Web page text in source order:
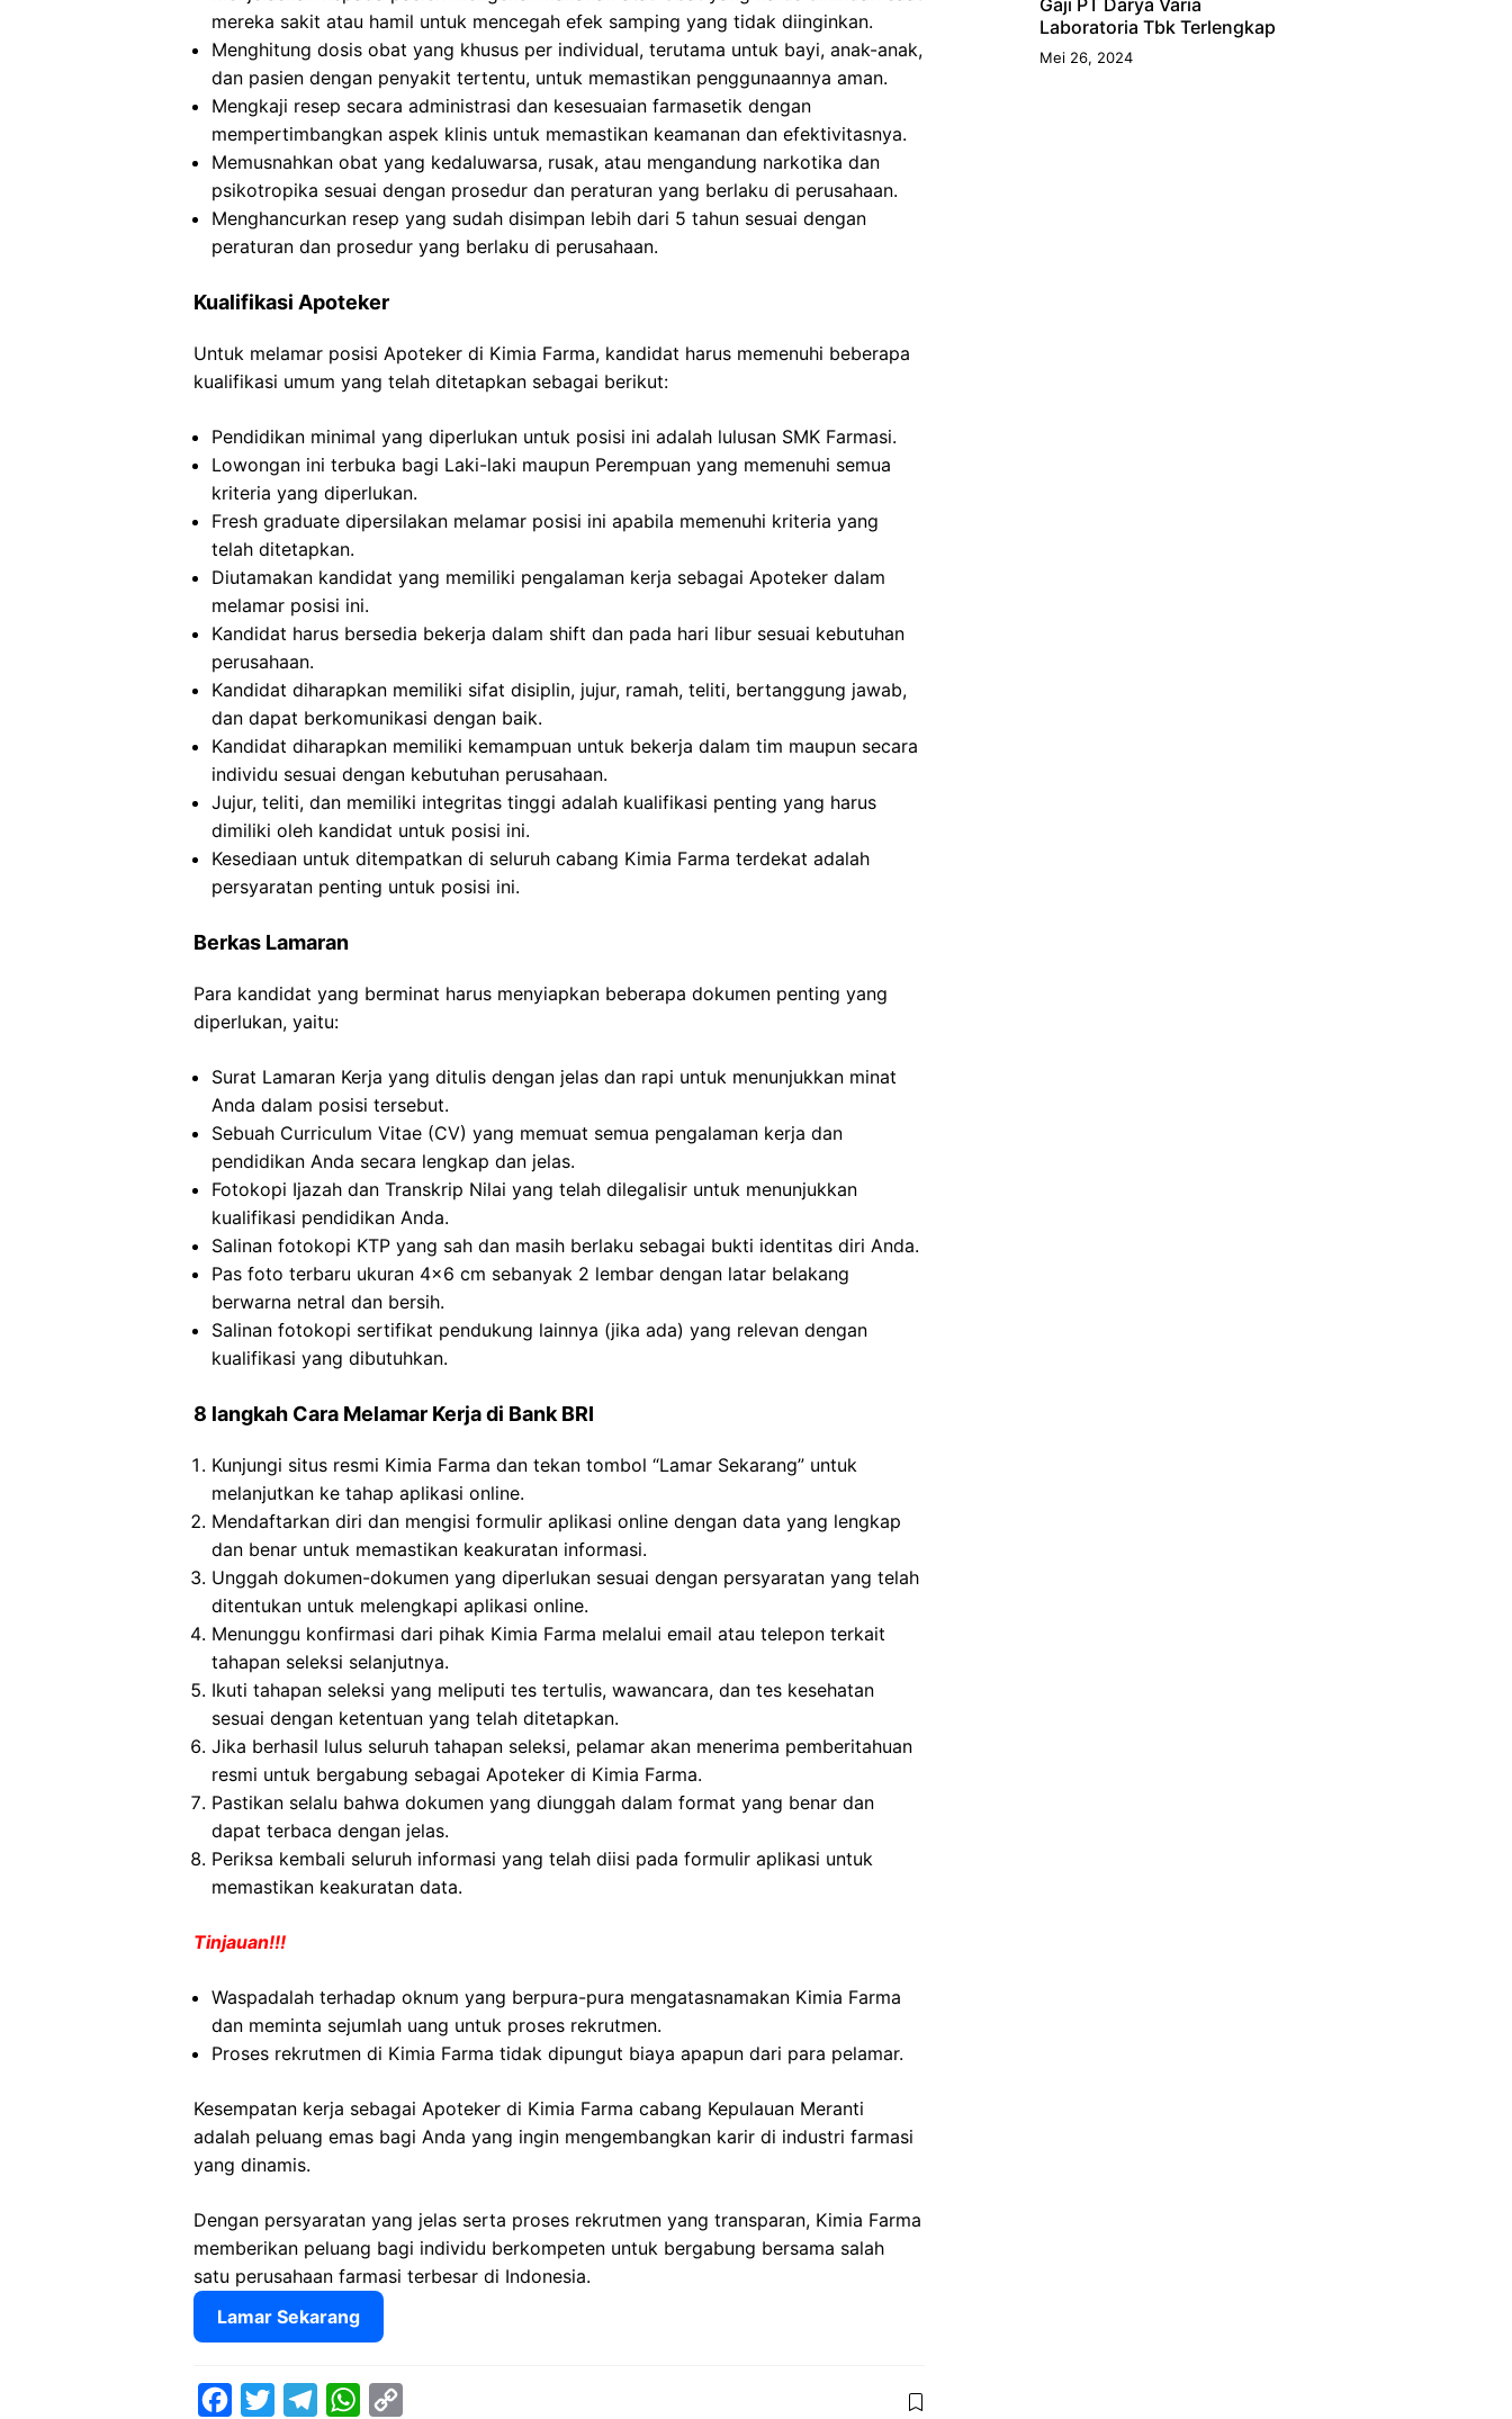
mereka sakit atau hamil untuk mencegah efek samping yang tidak diinginkan.
Menghitung dosis obat yang khusus per individual, terutama untuk bayi, anak-anak,
dan pasien dengan penyakit tertentu, untuk memastikan penggunaannya aman.
Mengkaji resep secara administrasi dan kesesuaian farmasetik dengan
mempertimbangkan aspek klinis untuk memastikan keamanan dan efektivitasnya.
Memusnahkan obat yang kedaluwarsa, rusak, atau mengandung narkotika dan
psikotropika sesuai dengan prosedur dan peraturan yang berlaku di perusahaan.
Menghancurkan resep yang sudah disimpan lebih dari 5 tahun sesuai dengan
peraturan dan prosedur yang berlaku di perusahaan.
Kualifikasi Apoteker
Untuk melamar posisi Apoteker di Kimia Farma, kandidat harus memenuhi beberapa
kualifikasi umum yang telah ditetapkan sebagai berikut:
Pendidikan minimal yang diperlukan untuk posisi ini adalah lulusan SMK Farmasi.
Lowongan ini terbuka bagi Laki-laki maupun Perempuan yang memenuhi semua
kriteria yang diperlukan.
Fresh graduate dipersilakan melamar posisi ini apabila memenuhi kriteria yang
telah ditetapkan.
Diutamakan kandidat yang memiliki pengalaman kerja sebagai Apoteker dalam
melamar posisi ini.
Kandidat harus bersedia bekerja dalam shift dan pada hari libur sesuai kebutuhan
perusahaan.
Kandidat diharapkan memiliki sifat disiplin, jujur, ramah, teliti, bertanggung jawab,
dan dapat berkomunikasi dengan baik.
Kandidat diharapkan memiliki kemampuan untuk bekerja dalam tim maupun secara
individu sesuai dengan kebutuhan perusahaan.
Jujur, teliti, dan memiliki integritas tinggi adalah kualifikasi penting yang harus
dimiliki oleh kandidat untuk posisi ini.
Kesediaan untuk ditempatkan di seluruh cabang Kimia Farma terdekat adalah
persyaratan penting untuk posisi ini.
Berkas Lamaran
Para kandidat yang berminat harus menyiapkan beberapa dokumen penting yang
diperlukan, yaitu:
Surat Lamaran Kerja yang ditulis dengan jelas dan rapi untuk menunjukkan minat
Anda dalam posisi tersebut.
Sebuah Curriculum Vitae (CV) yang memuat semua pengalaman kerja dan
pendidikan Anda secara lengkap dan jelas.
Fotokopi Ijazah dan Transkrip Nilai yang telah dilegalisir untuk menunjukkan
kualifikasi pendidikan Anda.
Salinan fotokopi KTP yang sah dan masih berlaku sebagai bukti identitas diri Anda.
Pas foto terbaru ukuran 4×6 cm sebanyak 2 lembar dengan latar belakang
berwarna netral dan bersih.
Salinan fotokopi sertifikat pendukung lainnya (jika ada) yang relevan dengan
kualifikasi yang dibutuhkan.
8 langkah Cara Melamar Kerja di Bank BRI
Kunjungi situs resmi Kimia Farma dan tekan tombol “Lamar Sekarang” untuk
melanjutkan ke tahap aplikasi online.
Mendaftarkan diri dan mengisi formulir aplikasi online dengan data yang lengkap
dan benar untuk memastikan keakuratan informasi.
Unggah dokumen-dokumen yang diperlukan sesuai dengan persyaratan yang telah
ditentukan untuk melengkapi aplikasi online.
Menunggu konfirmasi dari pihak Kimia Farma melalui email atau telepon terkait
tahapan seleksi selanjutnya.
Ikuti tahapan seleksi yang meliputi tes tertulis, wawancara, dan tes kesehatan
sesuai dengan ketentuan yang telah ditetapkan.
Jika berhasil lulus seluruh tahapan seleksi, pelamar akan menerima pemberitahuan
resmi untuk bergabung sebagai Apoteker di Kimia Farma.
Pastikan selalu bahwa dokumen yang diunggah dalam format yang benar dan
dapat terbaca dengan jelas.
Periksa kembali seluruh informasi yang telah diisi pada formulir aplikasi untuk
memastikan keakuratan data.
Tinjauan!!!
Waspadalah terhadap oknum yang berpura-pura mengatasnamakan Kimia Farma
dan meminta sejumlah uang untuk proses rekrutmen.
Proses rekrutmen di Kimia Farma tidak dipungut biaya apapun dari para pelamar.
Kesempatan kerja sebagai Apoteker di Kimia Farma cabang Kepulauan Meranti
adalah peluang emas bagi Anda yang ingin mengembangkan karir di industri farmasi
yang dinamis.
Dengan persyaratan yang jelas serta proses rekrutmen yang transparan, Kimia Farma
memberikan peluang bagi individu berkompeten untuk bergabung bersama salah
satu perusahaan farmasi terbesar di Indonesia.
Lamar Sekarang
W
Gaji PT Darya Varia
Laboratoria Tbk Terlengkap
Mei 26, 2024